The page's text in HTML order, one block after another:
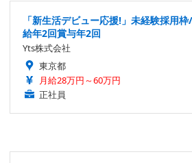
「新生活デビュー応援!」未経験採用
給年2回賞与年2回
Yts株式会社
東京都
月給28万円～60万円
正社員